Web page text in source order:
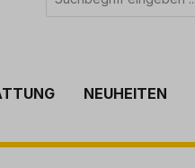
NEUHEITEN